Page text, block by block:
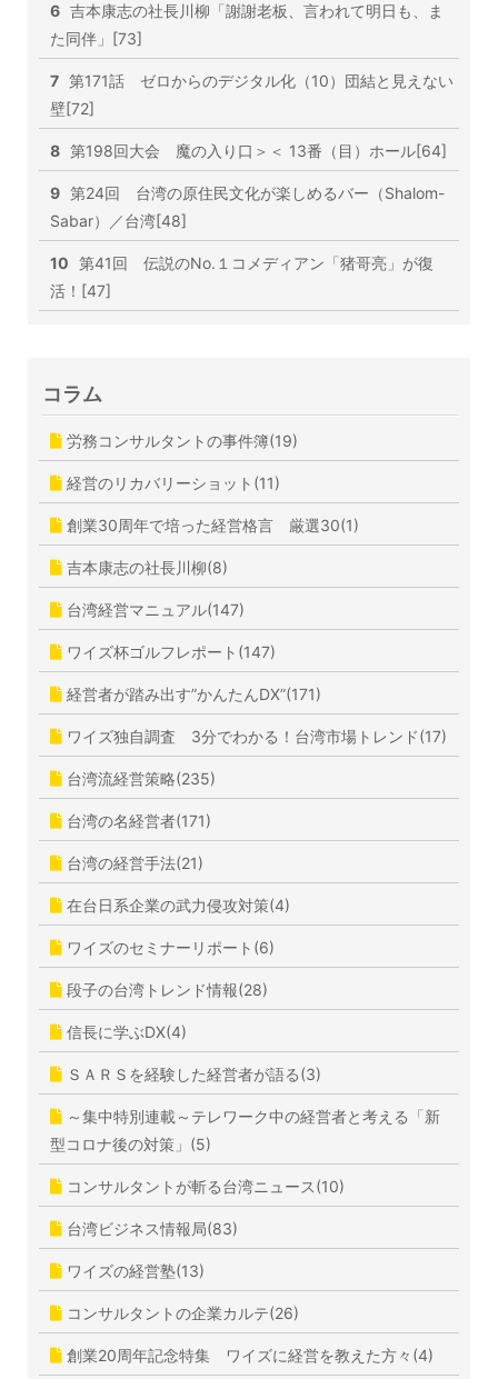
6 吉本康志の社長川柳「謝謝老板、言われて明日も、ま
た同伴」[73]
7 第171話 ゼロからのデジタル化（10）団結と見えない
壁[72]
8 第198回大会 魔の入り口＞＜ 13番（目）ホール[64]
9 第24回 台湾の原住民文化が楽しめるバー（Shalom-
Sabar）／台湾[48]
10 第41回 伝説のNo.１コメディアン「猪哥亮」が復
活！[47]
コラム
労務コンサルタントの事件簿(19)
経営のリカバリーショット(11)
創業30周年で培った経営格言 厳選30(1)
吉本康志の社長川柳(8)
台湾経営マニュアル(147)
ワイズ杯ゴルフレポート(147)
経営者が踏み出す”かんたんDX”(171)
ワイズ独自調査 3分でわかる！台湾市場トレンド(17)
台湾流経営策略(235)
台湾の名経営者(171)
台湾の経営手法(21)
在台日系企業の武力侵攻対策(4)
ワイズのセミナーリポート(6)
段子の台湾トレンド情報(28)
信長に学ぶDX(4)
ＳＡＲＳを経験した経営者が語る(3)
～集中特別連載～テレワーク中の経営者と考える「新
型コロナ後の対策」(5)
コンサルタントが斬る台湾ニュース(10)
台湾ビジネス情報局(83)
ワイズの経営塾(13)
コンサルタントの企業カルテ(26)
創業20周年記念特集 ワイズに経営を教えた方々(4)